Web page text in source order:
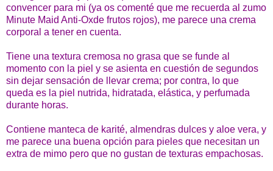
convencer para mi (ya os comenté que me recuerda al zumo
Minute Maid Anti-Oxde frutos rojos), me parece una crema
corporal a tener en cuenta.
Tiene una textura cremosa no grasa que se funde al
momento con la piel y se asienta en cuestión de segundos
sin dejar sensación de llevar crema; por contra, lo que
queda es la piel nutrida, hidratada, elástica, y perfumada
durante horas.
Contiene manteca de karité, almendras dulces y aloe vera, y
me parece una buena opción para pieles que necesitan un
extra de mimo pero que no gustan de texturas empachosas.